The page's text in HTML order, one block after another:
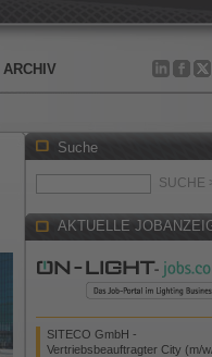
ARCHIV
Suche
AKTUELLE
SITECO GmbH -
Vertriebsbeauftragter City (m/